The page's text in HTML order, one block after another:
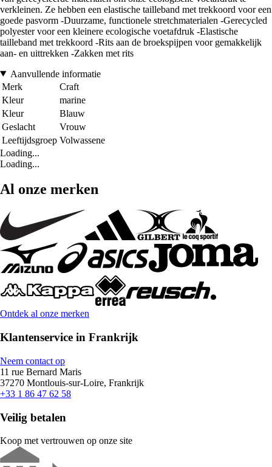
verkleinen. Ze hebben een elastische tailleband met trekkoord voor een
goede pasvorm -Duurzame, functionele stretchmaterialen -Gerecycled
polyester voor een kleinere ecologische voetafdruk -Elastische
tailleband met trekkoord -Rits aan de broekspijpen voor gemakkelijk
aan- en uittrekken -Zakken met rits
Aanvullende informatie
Merk
Craft
Kleur
marine
Kleur
Blauw
Geslacht
Vrouw
Leeftijdsgroep Volwassene
Loading...
Loading...
Al onze merken
Ontdek al onze merken
Klantenservice in Frankrijk
Neem contact op
11 rue Bernard Maris
37270 Montlouis-sur-Loire, Frankrijk
+33 1 86 47 62 58
Veilig betalen
Koop met vertrouwen op onze site